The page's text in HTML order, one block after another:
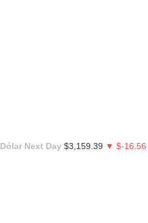
Dólar Next Day $3,159.39 ▼ $-16.56